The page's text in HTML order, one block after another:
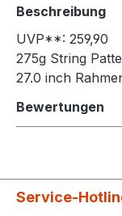
Beschreibung
UVP**: 259,90
275g String
27.0 inch
Bewertungen
Service-